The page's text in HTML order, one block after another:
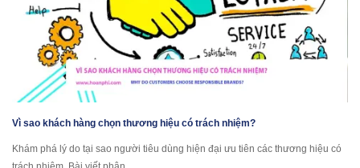
Vì sao khách hàng chọn thương hiệu có trách nhiệm?
Khám phá lý do tại sao người tiêu dùng hiện đại ưu tiên các thương hiệu có